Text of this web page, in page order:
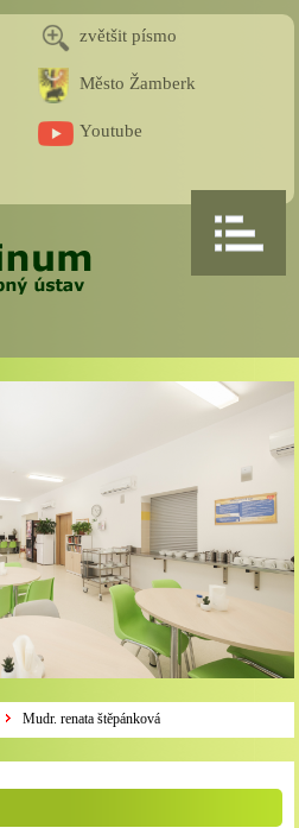
zvětšit písmo
Město Žamberk
Youtube
Mudr. renata štěpánková